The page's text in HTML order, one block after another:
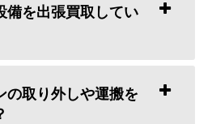
備を出張買取してい
の取り外しや運搬を